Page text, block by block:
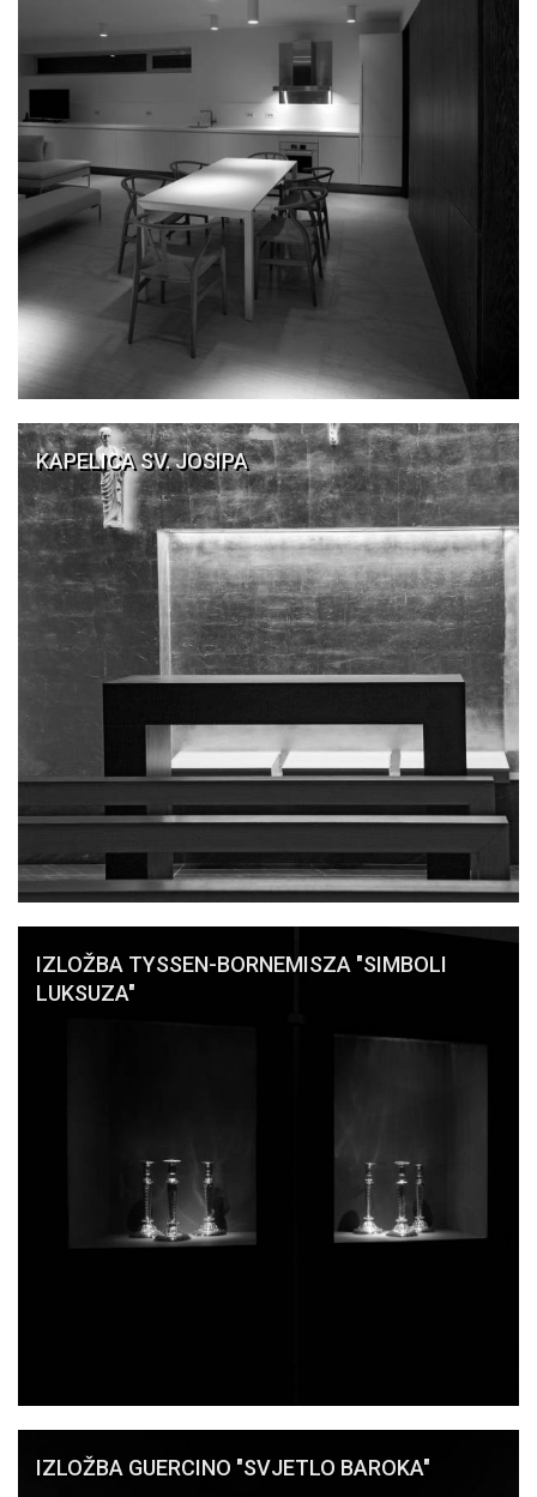
KAPELICA SV. JOSIPA
IZLOŽBA TYSSEN-BORNEMISZA "SIMBOLI
LUKSUZA"
IZLOŽBA GUERCINO "SVJETLO BAROKA"